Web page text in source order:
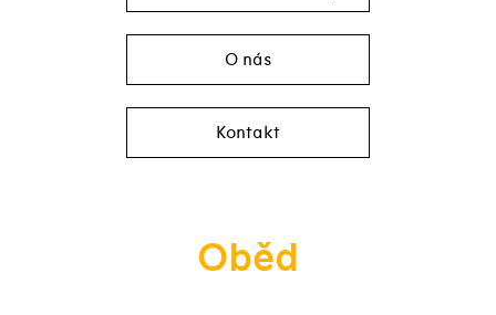
O nás
Kontakt
Oběd